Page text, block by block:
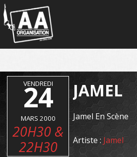
Panneau de gestion des cookies
VENDREDI
24
MARS 2000
20H30 &
22H30
JAMEL
Jamel En Scène
Artiste : Jamel